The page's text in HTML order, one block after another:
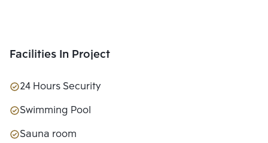
Facilities In Project
24 Hours Security
Swimming Pool
Sauna room